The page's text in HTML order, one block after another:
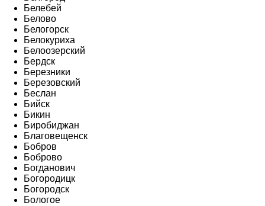
Белебей
Белово
Белогорск
Белокуриха
Белоозерский
Бердск
Березники
Березовский
Беслан
Бийск
Бикин
Биробиджан
Благовещенск
Бобров
Боброво
Богданович
Богородицк
Богородск
Бологое